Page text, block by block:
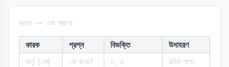
কারক — এক নজরে
কারক প্রশ্ন বিভক্তি
উদাহরণ
কর্তৃ (১ম)
কে করে? ০, এ
রহিম পড়ে